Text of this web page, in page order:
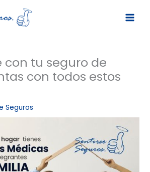
con tu seguro de
con todos estos
Seguros